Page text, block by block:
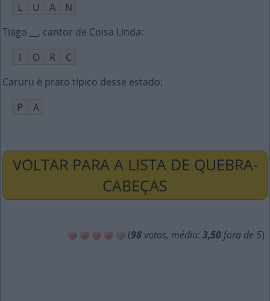
L
U A
N
Tiago __, cantor de Coisa Linda:
I
O R
C
Caruru é prato típico desse estado:
P
A
VOLTAR PARA A LISTA DE QUEBRA-
CABEÇAS
(98 votos, média: 3,50 fora de 5)